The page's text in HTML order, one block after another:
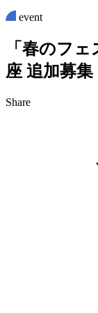
event
「 春のフ ェ
座 追加募集
Share